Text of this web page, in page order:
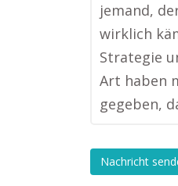
jemand,
wirklich
Strategie
Art haben
gegeben,
Nachricht